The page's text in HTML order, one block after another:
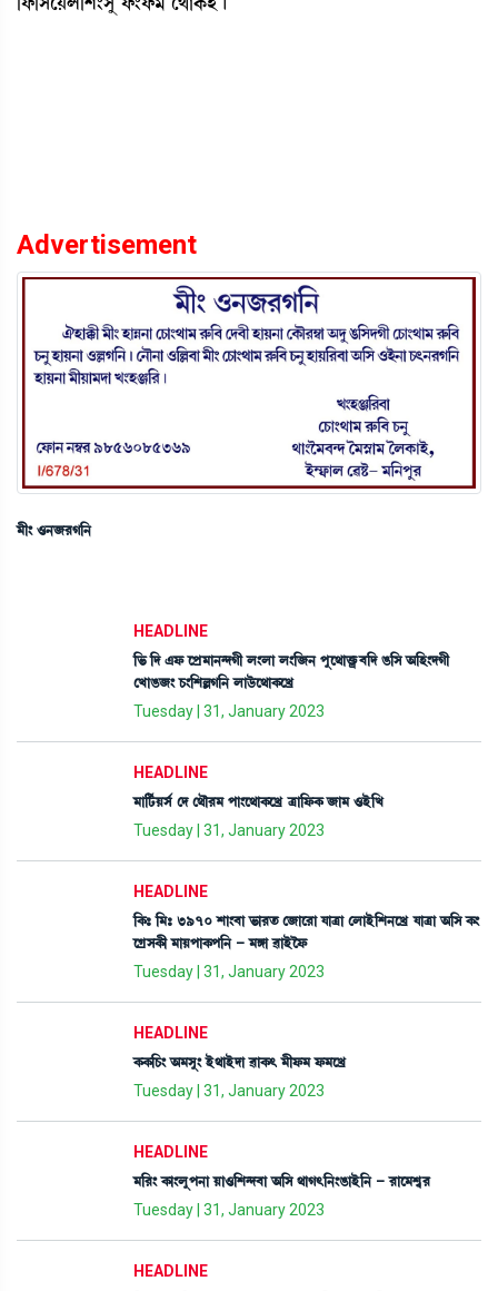
Advertisement
³ã} *>\¹K[>
HEADLINE
[®¡ [ƒ &ó¡ ìšø³à>@ƒKã º}ºà º}[\> šåì=àv¡ûö¡¤[ƒ R¡[Î "[Ò}ƒKã
ëJàR¡\} W¡}[ÅÀK[> ºàl¡üì=àA¡ìJø
Tuesday | 31, January 2023
HEADLINE
³à[i¢¡ÚÎ¢ ëƒ ë=ï¹³ šà}ì=àA¡ìJø yà[ó¡A¡ \à³ *Òü[J
Tuesday | 31, January 2023
HEADLINE
[A¡– [³– 3970 Åà}¤à ®¡à¹t¡ ë\àì¹à ™àyà ëºàÒü[Å>ìJø ™àyà "[Î A¡}
ìNøÎA¡ã ³àÚšàA¡š[> - ³Uà ¯àÒüîó¡
Tuesday | 31, January 2023
HEADLINE
A¡A¡[W¡} "³Îå} Òü=àÒüƒà ¯àA¡; ³ãó¡³ ó¡³ìJø
Tuesday | 31, January 2023
HEADLINE
³[¹} A¡à}ºåš>à Úà*[Å@ƒ¤à "[Î =àK;[>}R¡àÒü[> - ¹àì³Å«¹
Tuesday | 31, January 2023
HEADLINE